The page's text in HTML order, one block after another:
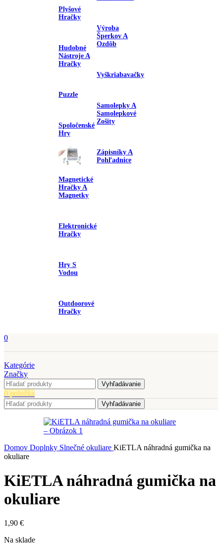
Plyšové
Hračky
Hudobné
Nástroje A
Hračky
Puzzle
Spoločenské
Hry
Magnetické
Hračky A
Magnetky
Elektronické
Hračky
Hry S
Vodou
Outdoorové
Hračky
Výroba
Šperkov A
Ozdôb
Vyškriabavačky
Samolepky A
Samolepkové
Zošity
Zápisníky A
Pohľadnice
0
Kategórie
Značky
Vyhľadávanie
0 položka
Vyhľadávanie
Domov Doplnky Slnečné okuliare KiETLA náhradná gumička na
okuliare
KiETLA náhradná gumička na
okuliare
1,90 €
Na sklade